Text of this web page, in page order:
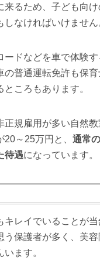
来るため、子ども向
なければいけません
ードなどを車で体験
の普通運転免許も保
ころもあります。
正規雇用が多い自然
～25万円と、 通常
待遇になっています。
キレイでいることが
う保護者が多く、美
ます。